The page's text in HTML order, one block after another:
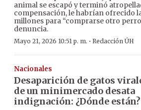
animal se escapó y terminó
compensación, le habrían ofrecido la
millones para “comprarse otro
denuncia.
Mayo 21, 2026 10:51 p. m. · Redacción ÚH
Nacionales
Desaparición de gatos
de un minimercado desata
indignación: ¿Dónde están?